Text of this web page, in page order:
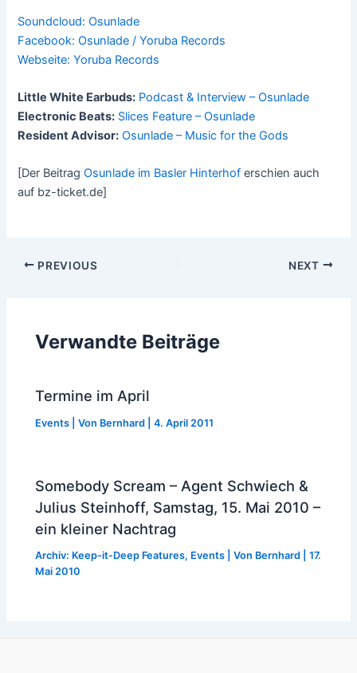
Soundcloud: Osunlade
Facebook: Osunlade / Yoruba Records
Webseite: Yoruba Records
Little White Earbuds: Podcast & Interview – Osunlade
Electronic Beats: Slices Feature – Osunlade
Resident Advisor: Osunlade – Music for the Gods
[Der BeitragOsunlade im Basler Hinterhof erschien auch
auf bz-ticket.de]
Post
PREVIOUS NEXT
Verwandte Beiträge
Termine im April
Events | Von Bernhard |4. April 2011
Somebody Scream – Agent Schwiech &
Julius Steinhoff, Samstag, 15. Mai 2010 –
ein kleiner Nachtrag
Archiv: Keep-it-Deep Features, Events | Von Bernhard |17.
Mai 2010